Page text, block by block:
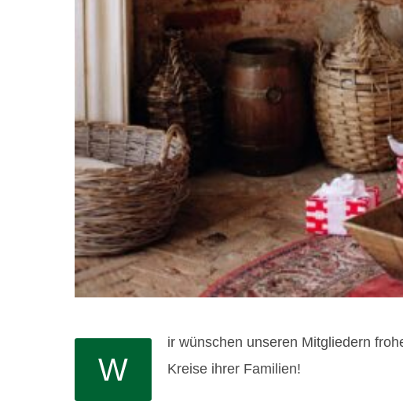
W
ir wünschen unseren Mitgliedern
Kreise ihrer Familien!